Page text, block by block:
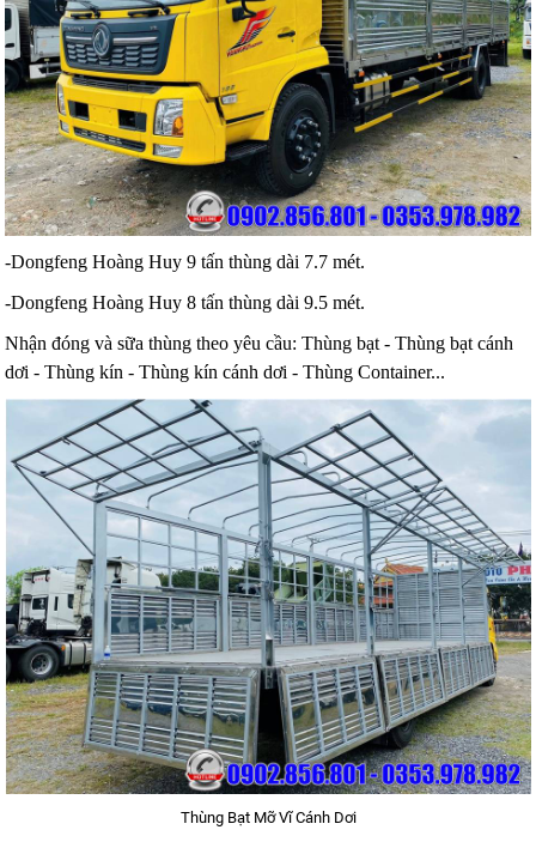
-Dongfeng Hoàng Huy 9 tấn thùng dài 7.7 mét.
-Dongfeng Hoàng Huy 8 tấn thùng dài 9.5 mét.
Nhận đóng và sữa thùng theo yêu cầu: Thùng bạt - Thùng bạt cánh
dơi - Thùng kín - Thùng kín cánh dơi - Thùng Container...
Thùng Bạt Mỡ Vĩ Cánh Dơi